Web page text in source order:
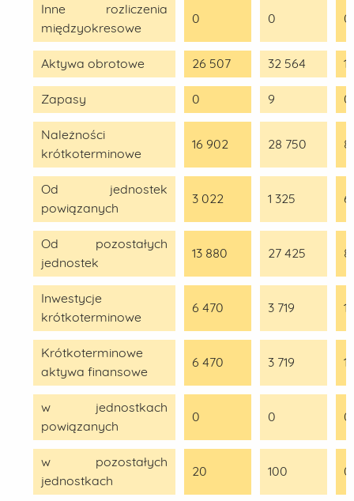
Inne rozliczenia
międzyokresowe
0 0 0
Aktywa obrotowe 26 507 32 564
Zapasy 0 9 0
Należności
krótkoterminowe
16 902 28 750
Od jednostek
powiązanych
3 022 1 325 6
Od pozostałych
jednostek
13 880 27 425 8
Inwestycje
krótkoterminowe
6 470 3 719 1
Krótkoterminowe
aktywa finansowe
6 470 3 719 1
w jednostkach
powiązanych
0 0 0
w pozostałych
jednostkach
20 100 0